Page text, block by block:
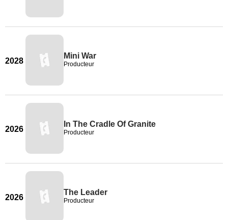
2028
Mini War
Producteur
2026
In The Cradle Of Granite
Producteur
2026
The Leader
Producteur